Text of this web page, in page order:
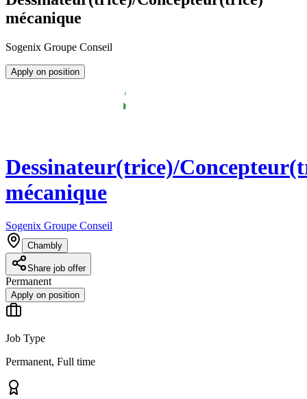
mécanique
Sogenix Groupe Conseil
Apply on position
Dessinateur(trice)/
mécanique
Sogenix Groupe Conseil
Chambly
Share job offer
Permanent
Apply on position
Job Type
Permanent, Full time